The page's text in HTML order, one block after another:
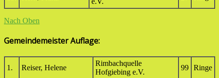
Nach Oben
Gemeindemeister Auflage:
1. Reiser, Helene
Rimbachquelle
Hofgiebing e.V.
99 Ringe